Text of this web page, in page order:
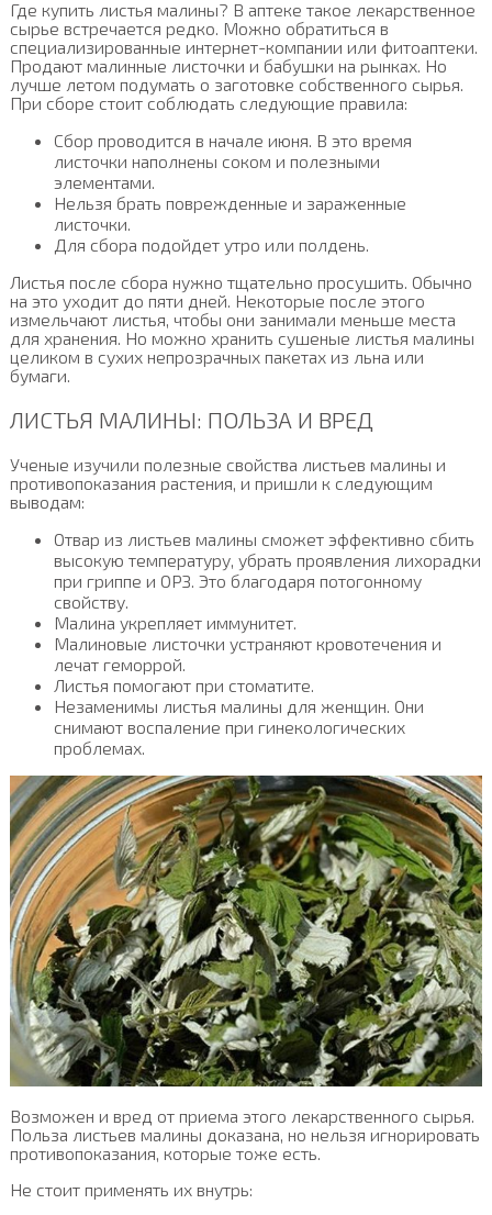
Где купить листья малины? В аптеке такое лекарственное
сырье встречается редко. Можно обратиться в
специализированные интернет-компании или фитоаптеки.
Продают малинные листочки и бабушки на рынках. Но
лучше летом подумать о заготовке собственного сырья.
При сборе стоит соблюдать следующие правила:
Сбор проводится в начале июня. В это время
листочки наполнены соком и полезными
элементами.
Нельзя брать поврежденные и зараженные
листочки.
Для сбора подойдет утро или полдень.
Листья после сбора нужно тщательно просушить. Обычно
на это уходит до пяти дней. Некоторые после этого
измельчают листья, чтобы они занимали меньше места
для хранения. Но можно хранить сушеные листья малины
целиком в сухих непрозрачных пакетах из льна или
бумаги.
ЛИСТЬЯ МАЛИНЫ: ПОЛЬЗА И ВРЕД
Ученые изучили полезные свойства листьев малины и
противопоказания растения, и пришли к следующим
выводам:
Отвар из листьев малины сможет эффективно сбить
высокую температуру, убрать проявления лихорадки
при гриппе и ОРЗ. Это благодаря потогонному
свойству.
Малина укрепляет иммунитет.
Малиновые листочки устраняют кровотечения и
лечат геморрой.
Листья помогают при стоматите.
Незаменимы листья малины для женщин. Они
снимают воспаление при гинекологических
проблемах.
Возможен и вред от приема этого лекарственного сырья.
Польза листьев малины доказана, но нельзя игнорировать
противопоказания, которые тоже есть.
Не стоит применять их внутрь: